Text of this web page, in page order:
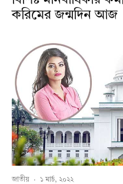
করিমের জন্মদিন আজ
জাতীয় · ১ মার্চ, ২০২২